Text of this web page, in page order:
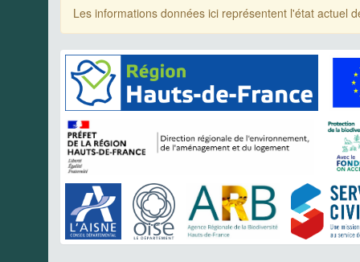
Les informations données ici représentent l'état actuel